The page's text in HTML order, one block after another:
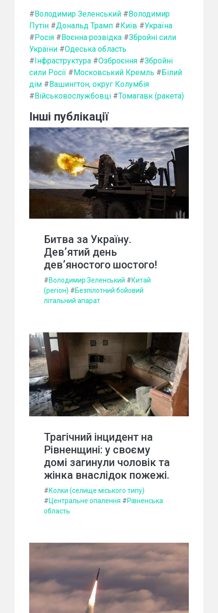
#Володимир Зеленський #Володимир
Путін #Дональд Трамп #Київ #Україна
#Росія #Воєнна розвідка #Збройні сили
України #Одеська область
#Інфраструктура #Озброєння #Збройні
сили Росії #Московський Кремль #Білий
дім #Вашингтон, округ Колумбія
#Військовослужбовці #Томагавк (ракета)
Інші публікації
Битва за Україну.
Дев’ятий день
дев’яностого шостого!
#Володимир Зеленський #Китай
(регіон) #Безпілотний бойовий
літальний апарат
Трагічний інцидент на
Рівненщині: у своєму
домі загинули чоловік та
жінка внаслідок пожежі.
#Колки (селище міського типу)
#Центральне опалення #Рівненська
область